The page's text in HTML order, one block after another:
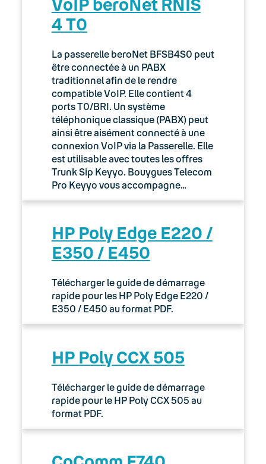
4 T0
La passerelle beroNet BFSB4S0 peut
être connectée à un PABX
traditionnel afin de le rendre
compatible VoIP. Elle contient 4
ports T0/BRI. Un système
téléphonique classique (PABX) peut
ainsi être aisément connecté à une
connexion VoIP via la Passerelle. Elle
est utilisable avec toutes les offres
Trunk Sip Keyyo. Bouygues Telecom
Pro Keyyo vous accompagne…
HP Poly Edge E220 /
E350 / E450
Télécharger le guide de démarrage
rapide pour les HP Poly Edge E220 /
E350 / E450 au format PDF.
HP Poly CCX 505
Télécharger le guide de démarrage
rapide pour le HP Poly CCX 505 au
format PDF.